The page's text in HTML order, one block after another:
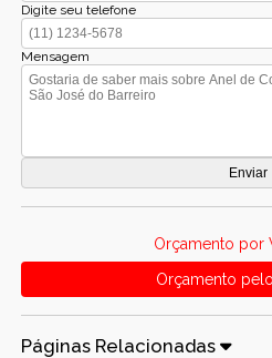
Digite seu telefone
Mensagem
Orçamento por
Orçamento
Páginas Relacionadas